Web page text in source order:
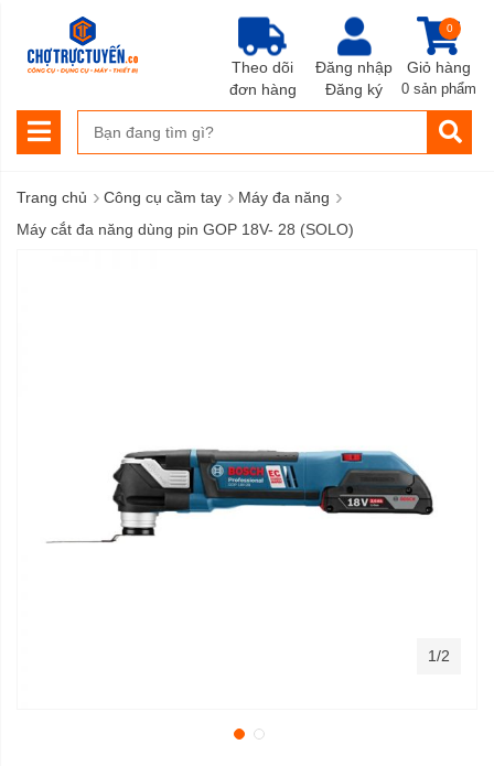
Đăng nhập
Đăng ký
Giỏ hàng
0
0 sản phẩm
Theo dõi
đơn hàng
Trang chủ › Công cụ cầm tay › Máy đa năng ›
Máy cắt đa năng dùng pin GOP 18V- 28 (SOLO)
1/2